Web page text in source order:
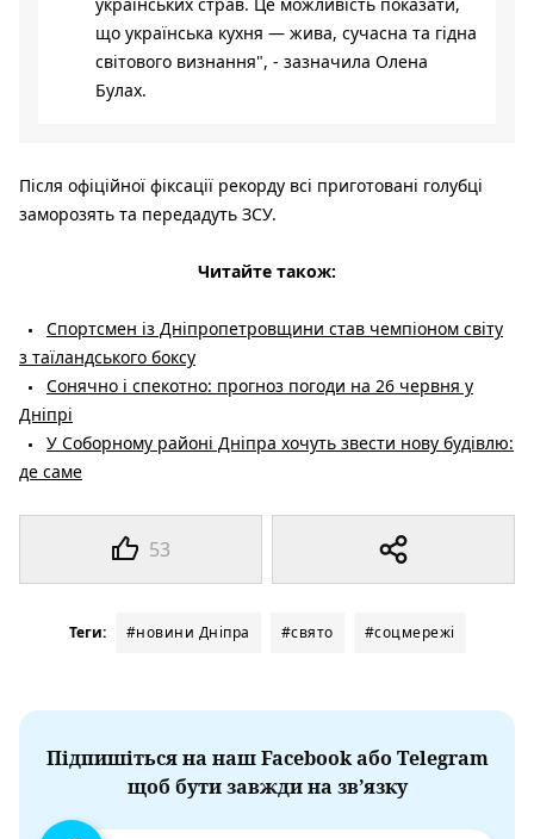
53
що українська кухня — жива, сучасна та гідна
світового визнання", - зазначила Олена
Булах.
Після офіційної фіксації рекорду всі приготовані голубці
заморозять та передадуть ЗСУ.
Читайте також:
Спортсмен із Дніпропетровщини став чемпіоном світу
з таїландського боксу
Сонячно і спекотно: прогноз погоди на 26 червня у
Дніпрі
У Соборному районі Дніпра хочуть звести нову будівлю:
де саме
Теги: #новини Дніпра #свято #соцмережі
Підпишіться на наш Facebook або Telegram
щоб бути завжди на зв’язку